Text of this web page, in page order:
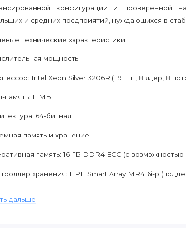
конфигурации и проверенной
и средних предприятий, нуждающихся в
технические характеристики.
мощность:
Intel Xeon Silver 3206R (1.9 ГГц, 8 ядер, 8
память: 11 МБ;
64-битная.
память и хранение:
память: 16 ГБ DDR4 ECC (с
хранения: HPE Smart Array MR416i-p
дальше